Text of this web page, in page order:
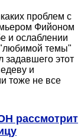
проблем с
Фийоном
и ослаблении
темы"
задавшего этот
и
тоже не все
рассмотрит